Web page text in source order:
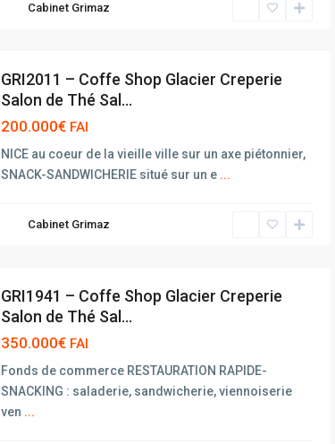
Cabinet Grimaz
GRI2011 – Coffe Shop Glacier Creperie
Salon de Thé Sal...
200.000€ FAI
NICE au coeur de la vieille ville sur un axe piétonnier,
SNACK-SANDWICHERIE situé sur un e ...
Cabinet Grimaz
GRI1941 – Coffe Shop Glacier Creperie
Salon de Thé Sal...
350.000€ FAI
Fonds de commerce RESTAURATION RAPIDE-
SNACKING : saladerie, sandwicherie, viennoiserie
ven ...